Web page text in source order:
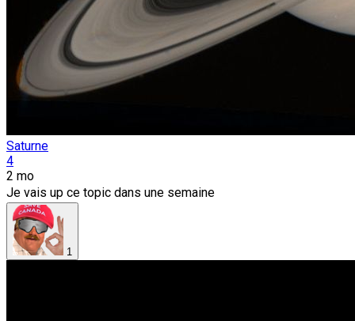
Saturne
4
2 mo
Je vais up ce topic dans une semaine
1